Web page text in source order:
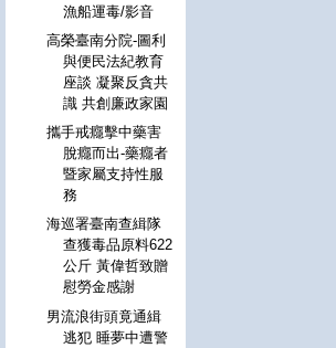
漁船運毒/影音
高榮臺南分院-圖利
與便民法紀教育
座談 凝聚反貪共
識 共創廉政家園
攜手戒癮擊中藥害
脫癮而出-藥癮者
暨家屬支持性服
務
海巡署臺南查緝隊
查獲毒品原料622
公斤 黃偉哲致贈
慰勞金感謝
男流浪街頭竟通緝
逃犯 睡夢中遭警